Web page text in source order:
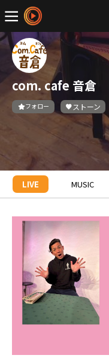
com. cafe 音倉
フォロー ストーン
LIVE MUSIC